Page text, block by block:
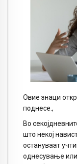
Овие знаци
поднесе.,
Во
што некој
остануваат
однесување